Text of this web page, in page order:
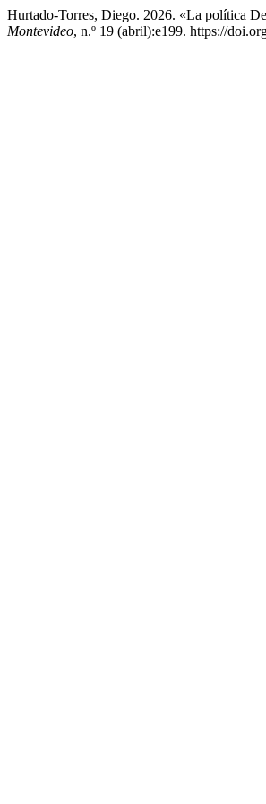
Hurtado-Torres, Diego. 2026. «La política
Montevideo, n.º 19 (abril):e199. https://